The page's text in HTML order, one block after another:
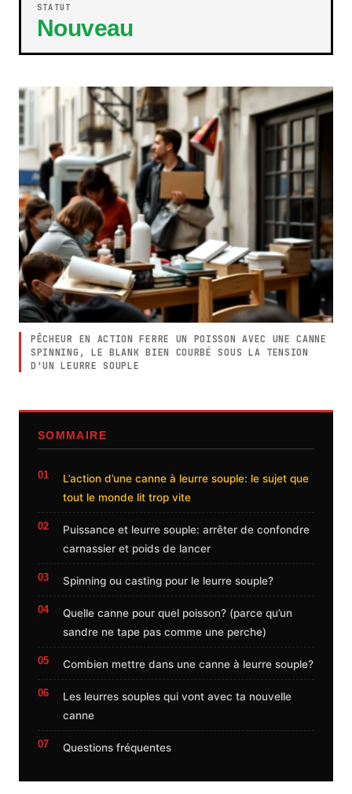
STATUT
Nouveau
PÊCHEUR EN ACTION FERRE UN POISSON AVEC UNE CANNE
SPINNING, LE BLANK BIEN COURBÉ SOUS LA TENSION
D'UN LEURRE SOUPLE
SOMMAIRE
L’action d’une canne à leurre souple: le sujet que
tout le monde lit trop vite
Puissance et leurre souple: arrêter de confondre
carnassier et poids de lancer
Spinning ou casting pour le leurre souple?
Quelle canne pour quel poisson? (parce qu’un
sandre ne tape pas comme une perche)
Combien mettre dans une canne à leurre souple?
Les leurres souples qui vont avec ta nouvelle
canne
Questions fréquentes